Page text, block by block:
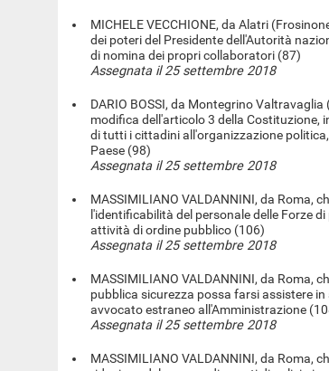
MICHELE VECCHIONE, da Alatri
dei poteri del Presidente dell'Autorità
di nomina dei propri collaboratori (87)
Assegnata il 25 settembre 2018
DARIO BOSSI, da Montegrino Valtravaglia
modifica dell'articolo 3 della Costituzione,
di tutti i cittadini all'organizzazione
Paese (98)
Assegnata il 25 settembre 2018
MASSIMILIANO VALDANNINI, da Roma,
l'identificabilità del personale delle Forze
attività di ordine pubblico (106)
Assegnata il 25 settembre 2018
MASSIMILIANO VALDANNINI, da Roma,
pubblica sicurezza possa farsi assistere in
avvocato estraneo all'Amministrazione
Assegnata il 25 settembre 2018
MASSIMILIANO VALDANNINI, da Roma,